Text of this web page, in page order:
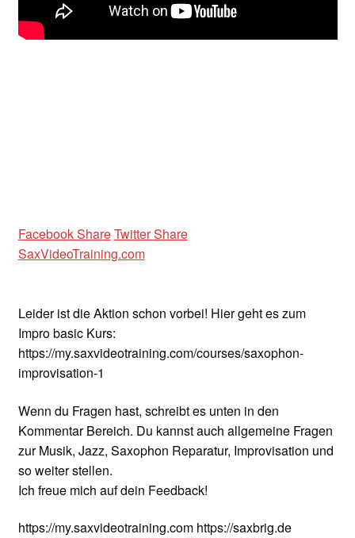
Facebook ShareTwitter Share
SaxVideoTraining.com
Leider ist die Aktion schon vorbei! Hier geht es zum
Impro basic Kurs:
https://my.saxvideotraining.com/courses/saxophon-
improvisation-1
Wenn du Fragen hast, schreibt es unten in den
Kommentar Bereich. Du kannst auch allgemeine Fragen
zur Musik, Jazz, Saxophon Reparatur, Improvisation und
so weiter stellen.
Ich freue mich auf dein Feedback!
https://my.saxvideotraining.com https://saxbrig.de